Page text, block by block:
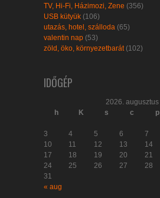
TV, Hi-Fi, Házimozi, Zene (356)
USB kütyük (106)
utazás, hotel, szálloda (65)
valentin nap (53)
zöld, öko, környezetbarát(102)
IDŐGÉP
2026. augusztus
h
K s c p
3
4 5 6 7
10
11 12 13 14
17
18 19 20 21
24
25 26 27 28
31
« aug